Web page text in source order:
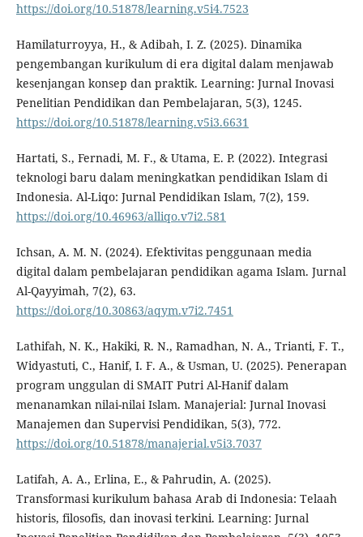
https://doi.org/10.51878/learning.v5i4.7523
Hamilaturroyya, H., & Adibah, I. Z. (2025). Dinamika
pengembangan kurikulum di era digital dalam menjawab
kesenjangan konsep dan praktik. Learning: Jurnal Inovasi
Penelitian Pendidikan dan Pembelajaran, 5(3), 1245.
https://doi.org/10.51878/learning.v5i3.6631
Hartati, S., Fernadi, M. F., & Utama, E. P. (2022). Integrasi
teknologi baru dalam meningkatkan pendidikan Islam di
Indonesia. Al-Liqo: Jurnal Pendidikan Islam, 7(2), 159.
https://doi.org/10.46963/alliqo.v7i2.581
Ichsan, A. M. N. (2024). Efektivitas penggunaan media
digital dalam pembelajaran pendidikan agama Islam. Jurnal
Al-Qayyimah, 7(2), 63.
https://doi.org/10.30863/aqym.v7i2.7451
Lathifah, N. K., Hakiki, R. N., Ramadhan, N. A., Trianti, F. T.,
Widyastuti, C., Hanif, I. F. A., & Usman, U. (2025). Penerapan
program unggulan di SMAIT Putri Al-Hanif dalam
menanamkan nilai-nilai Islam. Manajerial: Jurnal Inovasi
Manajemen dan Supervisi Pendidikan, 5(3), 772.
https://doi.org/10.51878/manajerial.v5i3.7037
Latifah, A. A., Erlina, E., & Pahrudin, A. (2025).
Transformasi kurikulum bahasa Arab di Indonesia: Telaah
historis, filosofis, dan inovasi terkini. Learning: Jurnal